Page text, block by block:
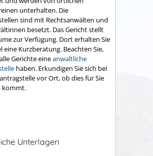
unterhalten. Die
sind mit Rechtsanwälten und
besetzt. Das Gericht stellt
zur Verfügung. Dort erhalten Sie
eine Kurzberatung. Beachten Sie,
Gerichte eineanwaltliche
haben. Erkundigen Sie sich bei
vor Ort, ob dies für Sie
kommt.
Unterlagen